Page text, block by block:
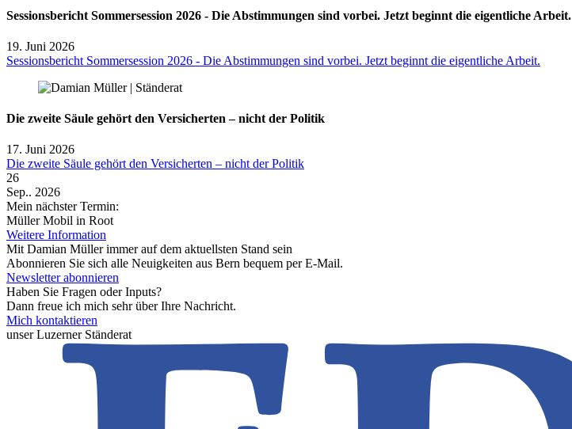
Sessionsbericht Sommersession 2026 - Die Abstimmungen sind vorbei. Jetzt beginnt die eigentliche Arbeit.
19. Juni 2026
Sessionsbericht Sommersession 2026 - Die Abstimmungen sind vorbei. Jetzt beginnt die eigentliche Arbeit.
Die zweite Säule gehört den Versicherten – nicht der Politik
17. Juni 2026
Die zweite Säule gehört den Versicherten – nicht der Politik
26
Sep.. 2026
Mein nächster Termin:
Müller Mobil in Root
Weitere Information
Mit Damian Müller immer auf dem aktuellsten Stand sein
Abonnieren Sie sich alle Neuigkeiten aus Bern bequem per E-Mail.
Newsletter abonnieren
Haben Sie Fragen oder Inputs?
Dann freue ich mich sehr über Ihre Nachricht.
Mich kontaktieren
unser Luzerner Ständerat